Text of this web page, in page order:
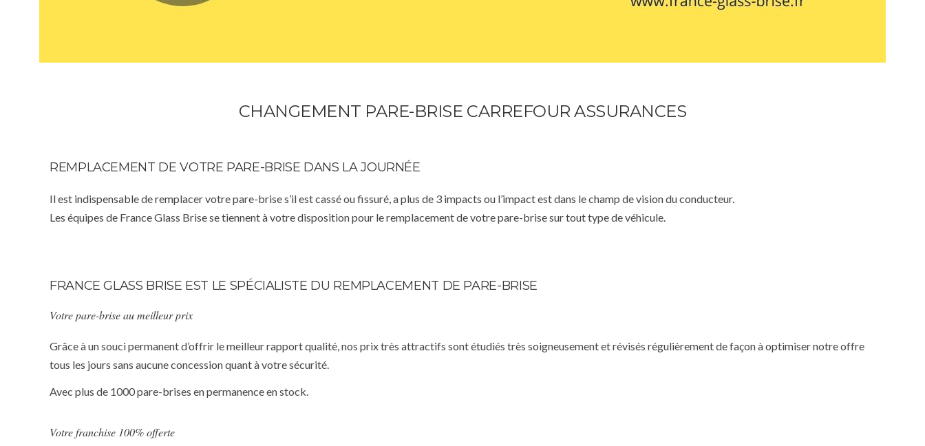
CHANGEMENT PARE-BRISE CARREFOUR ASSURANCES
REMPLACEMENT DE VOTRE PARE-BRISE DANS LA JOURNÉE
Il est indispensable de remplacer votre pare-brise s’il est cassé ou fissuré, a plus de 3 impacts ou l’impact est dans le champ de vision du conducteur.
Les équipes de France Glass Brise se tiennent à votre disposition pour le remplacement de votre pare-brise sur tout type de véhicule.
FRANCE GLASS BRISE EST LE SPÉCIALISTE DU REMPLACEMENT DE PARE-BRISE
Votre pare-brise au meilleur prix
Grâce à un souci permanent d’offrir le meilleur rapport qualité, nos prix très attractifs sont étudiés très soigneusement et révisés régulièrement de façon à optimiser notre offre
tous les jours sans aucune concession quant à votre sécurité.
Avec plus de 1000 pare-brises en permanence en stock.
Votre franchise 100% offerte